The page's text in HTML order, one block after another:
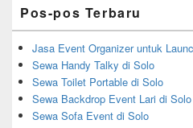
Pos-pos Terbaru
Jasa Event Organizer untuk
Sewa Handy Talky di Solo
Sewa Toilet Portable di Solo
Sewa Backdrop Event Lari di Solo
Sewa Sofa Event di Solo